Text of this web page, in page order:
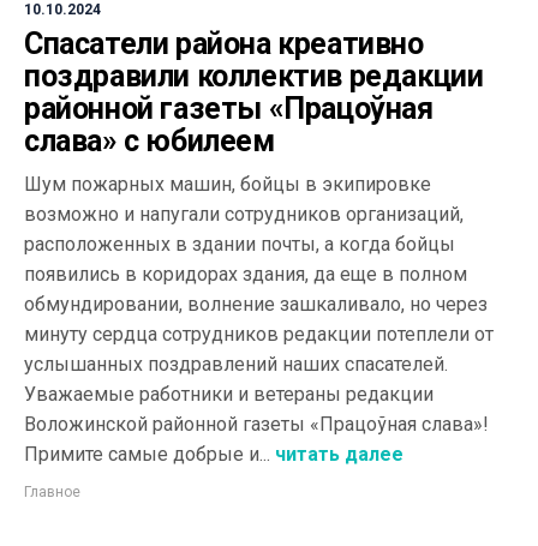
10.10.2024
Спасатели района креативно
поздравили коллектив редакции
районной газеты «Працоўная
слава» с юбилеем
Шум пожарных машин, бойцы в экипировке
возможно и напугали сотрудников организаций,
расположенных в здании почты, а когда бойцы
появились в коридорах здания, да еще в полном
обмундировании, волнение зашкаливало, но через
минуту сердца сотрудников редакции потеплели от
услышанных поздравлений наших спасателей.
Уважаемые работники и ветераны редакции
Воложинской районной газеты «Працоўная слава»!
Примите самые добрые и... читать далее
Главное